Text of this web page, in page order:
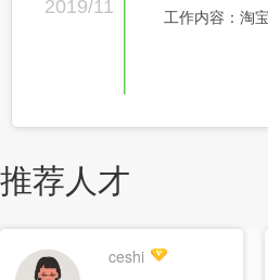
2019/11
工作内容：淘
推荐人才
ceshi